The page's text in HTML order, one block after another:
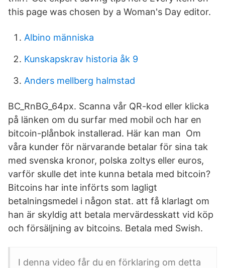
this page was chosen by a Woman's Day editor.
Albino människa
Kunskapskrav historia åk 9
Anders mellberg halmstad
BC_RnBG_64px. Scanna vår QR-kod eller klicka
på länken om du surfar med mobil och har en
bitcoin-plånbok installerad. Här kan man Om
våra kunder för närvarande betalar för sina tak
med svenska kronor, polska zoltys eller euros,
varför skulle det inte kunna betala med bitcoin?
Bitcoins har inte införts som lagligt
betalningsmedel i någon stat. att få klarlagt om
han är skyldig att betala mervärdesskatt vid köp
och försäljning av bitcoins. Betala med Swish.
I denna video får du en förklaring om detta